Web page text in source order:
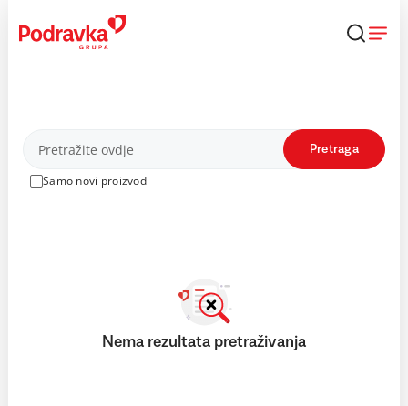
content
Proizvodi
Samo novi proizvodi
Pretraga
Nema rezultata pretraživanja